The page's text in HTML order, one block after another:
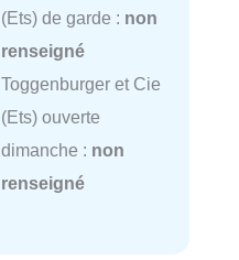
(Ets) de garde : non
renseigné
Toggenburger et Cie
(Ets) ouverte
dimanche : non
renseigné